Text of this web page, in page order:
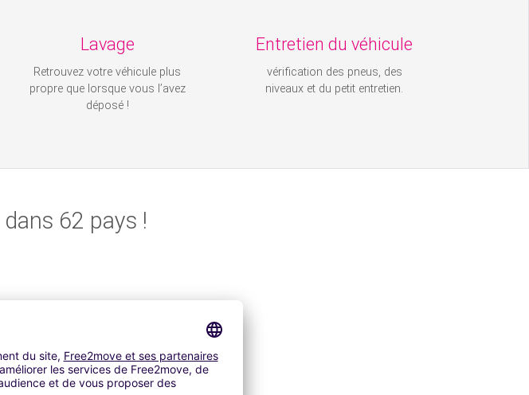
Lavage
Retrouvez votre véhicule plus
propre que lorsque vous l’avez
déposé !
Entretien du véhicule
vérification des pneus, des
niveaux et du petit entretien.
62 pays !